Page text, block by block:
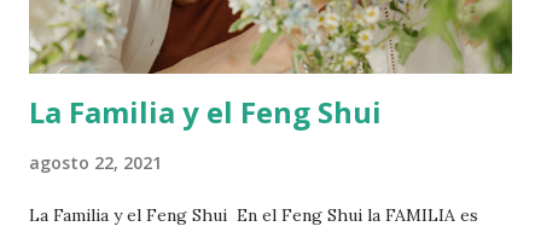
concentración, fortalecimiento del sistema inmune el cu...
La Familia y el Feng Shui
agosto 22, 2021
La Familia y el Feng Shui En el Feng Shui la FAMILIA es